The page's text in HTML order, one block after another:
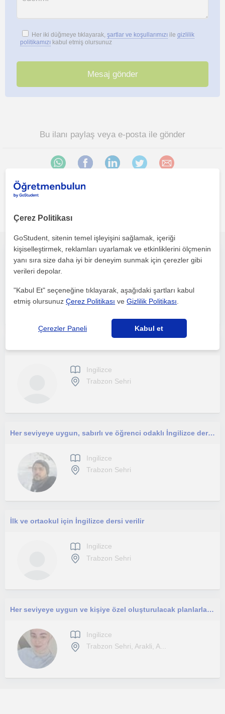
Her iki düğmeye tıklayarak, şartlar ve koşullarımızı ile gizlilik
politikamızı kabul etmiş olursunuz
Bu ilanı paylaş veya e-posta ile gönder
Trabzon Sehri
Ingilizce
Trabzon Sehri
Her seviyeye uygun, sabırlı ve öğrenci odaklı İngilizce dersleri sunuyor, öğrenme sürecini verimli, keyifli ve kalıcı hale getiriy
Ingilizce
Trabzon Sehri
İlk ve ortaokul için İngilizce dersi verilir
Ingilizce
Trabzon Sehri
Her seviyeye uygun ve kişiye özel oluşturulacak planlarla ingilizce dersler veriyorum
Ingilizce
Trabzon Sehri, Arakli, A...
Çerez Politikası
GoStudent, sitenin temel işleyişini sağlamak, içeriği
kişiselleştirmek, reklamları uyarlamak ve etkinliklerini ölçmenin
yanı sıra size daha iyi bir deneyim sunmak için çerezler gibi
verileri depolar.
"Kabul Et" seçeneğine tıklayarak, aşağıdaki şartları kabul
etmiş olursunuzÇerez Politikası veGizlilik Politikası
Çerezler Paneli Kabul et